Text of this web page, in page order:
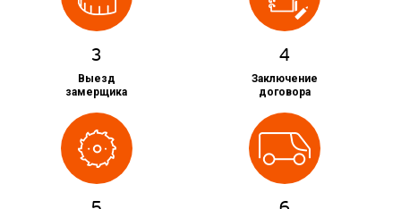
3
Выезд
замерщика
4
Заключение
договора